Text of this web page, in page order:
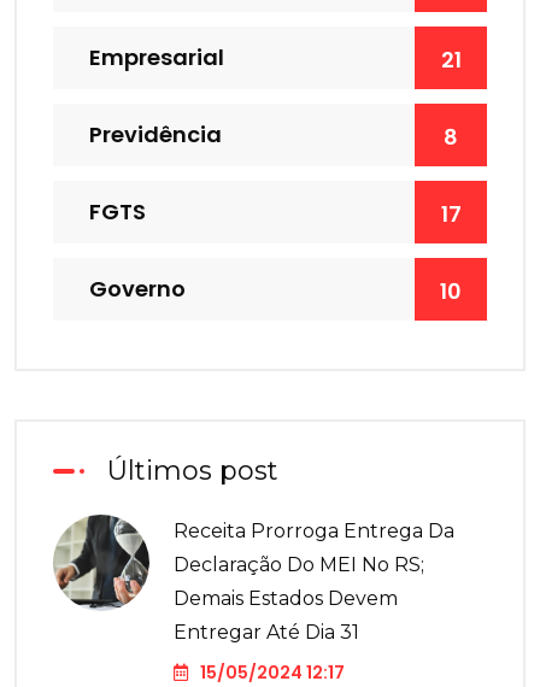
Empresarial 21
Previdência 8
FGTS 17
Governo 10
Últimos post
Receita Prorroga Entrega Da
Declaração Do MEI No RS;
Demais Estados Devem
Entregar Até Dia 31
15/05/2024 12:17